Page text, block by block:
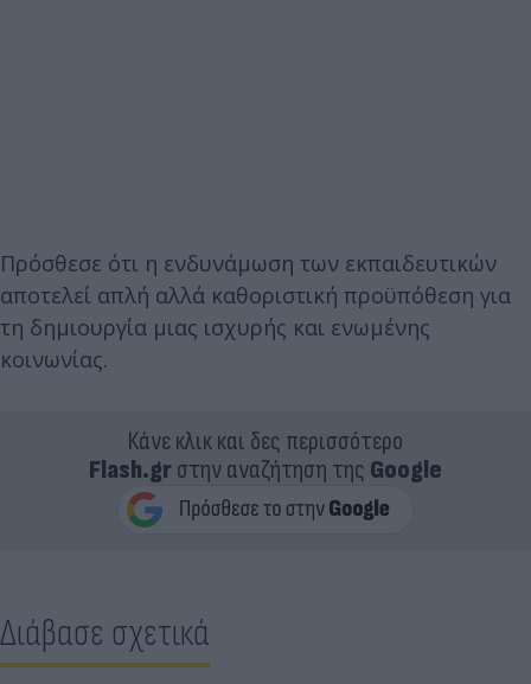
Πρόσθεσε ότι η ενδυνάμωση των εκπαιδευτικών
αποτελεί απλή αλλά καθοριστική προϋπόθεση για
τη δημιουργία μιας ισχυρής και ενωμένης
κοινωνίας.
Κάνε κλικ και δες περισσότερο
Flash.grστην αναζήτηση της Google
Διάβασε σχετικά